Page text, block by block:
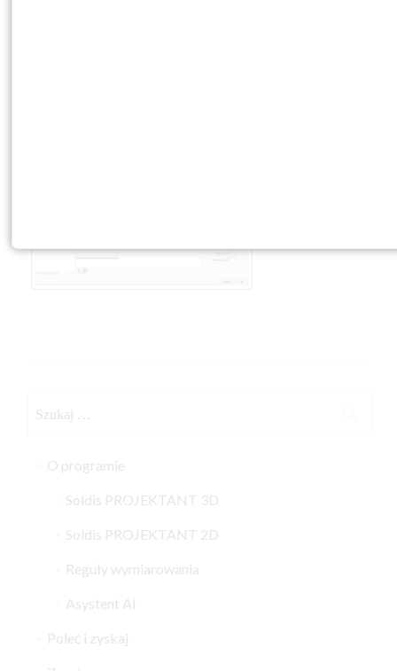
O programie
Soldis PROJEKTANT 3D
Soldis PROJEKTANT 2D
Reguły wymiarowania
Asystent AI
Poleć i zyskaj